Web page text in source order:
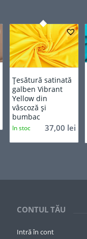
Țesătură satinată
galben Vibrant
Yellow din
vâscoză și
bumbac
37,00 lei
In stoc
CONTUL TĂU
Intră în cont